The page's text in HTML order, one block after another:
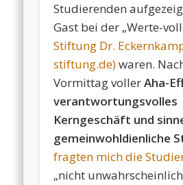
Studierenden
Gast bei der „Werte-
Stiftung Dr.
stiftung.de)waren.
Vormittag vollerAha-
verantwortungsvolles
Kerngeschäft und
gemeinwohldienliche
fragten mich die
„nicht